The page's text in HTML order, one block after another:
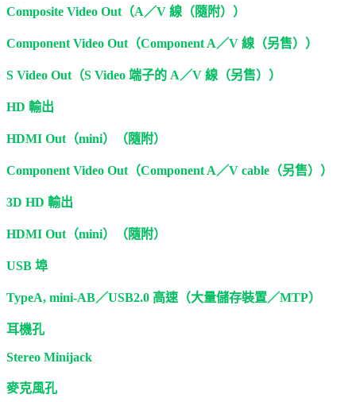
Composite Video Out（A／V 線（隨附））
Component Video Out（Component A／V 線（另售））
S Video Out（S Video 端子的 A／V 線（另售））
HD 輸出
HDMI Out（mini）（隨附）
Component Video Out（Component A／V cable（另售））
3D HD 輸出
HDMI Out（mini）（隨附）
USB 埠
TypeA, mini-AB／USB2.0 高速（大量儲存裝置／MTP）
耳機孔
Stereo Minijack
麥克風孔